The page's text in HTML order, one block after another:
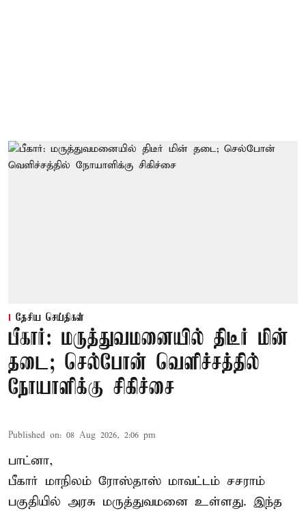
தேசிய செய்திகள்
பீகார்: மருத்துவமனையில் திடீர் மின்
தடை; செல்போன் வெளிச்சத்தில்
நோயாளிக்கு சிகிச்சை
Published on: 08 Aug 2026, 2:06 pm
பாட்னா,
பீகார் மாநிலம் ரோஸ்தாஸ் மாவட்டம் சசராம்
பகுதியில் அரசு மருத்துவமனை உள்ளது. இந்த